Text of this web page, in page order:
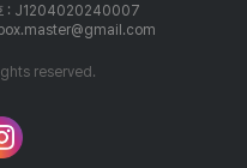
호 : J1204020240007
reserved.